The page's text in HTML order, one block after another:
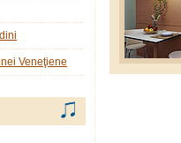
Veneţiene